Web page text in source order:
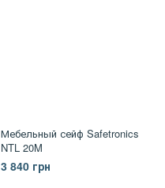
Мебельный сейф Safetronics
NTL 20M
3 840 грн